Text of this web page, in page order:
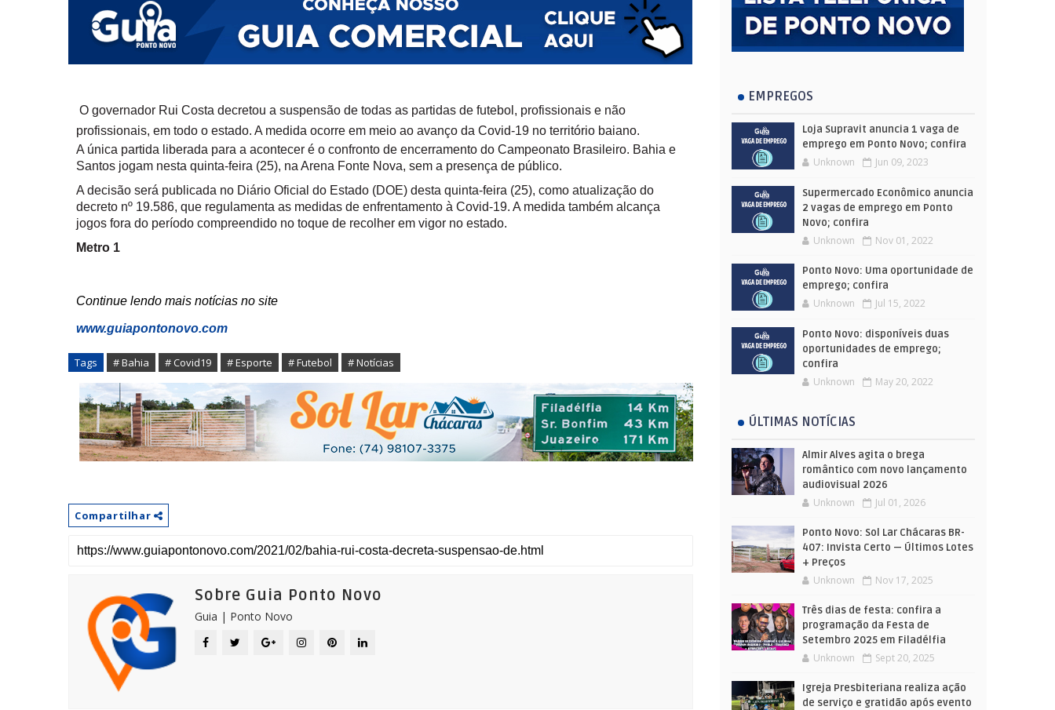
O governador Rui Costa decretou a suspensão de todas as partidas de futebol, profissionais e não
profissionais, em todo o estado. A medida ocorre em meio ao avanço da Covid-19 no território baiano.
A única partida liberada para a acontecer é o confronto de encerramento do Campeonato Brasileiro. Bahia e
Santos jogam nesta quinta-feira (25), na Arena Fonte Nova, sem a presença de público.
A decisão será publicada no Diário Oficial do Estado (DOE) desta quinta-feira (25), como atualização do
decreto nº 19.586, que regulamenta as medidas de enfrentamento à Covid-19. A medida também alcança
jogos fora do período compreendido no toque de recolher em vigor no estado.
Metro 1
Continue lendo mais notícias no site
www.guiapontonovo.com
Tags # Bahia # Covid19 # Esporte # Futebol # Notícias
Compartilhar
Sobre Guia Ponto Novo
Guia | Ponto Novo
EMPREGOS
Loja Supravit anuncia 1 vaga de
emprego em Ponto Novo; confira
Unknown Jun 09, 2023
Supermercado Econômico anuncia
2 vagas de emprego em Ponto
Novo; confira
Unknown Nov 01, 2022
Ponto Novo: Uma oportunidade de
emprego; confira
Unknown Jul 15, 2022
Ponto Novo: disponíveis duas
oportunidades de emprego;
confira
Unknown May 20, 2022
ÚLTIMAS NOTÍCIAS
Almir Alves agita o brega
romântico com novo lançamento
audiovisual 2026
Unknown Jul 01, 2026
Ponto Novo: Sol Lar Chácaras BR-
407: Invista Certo — Últimos Lotes
+ Preços
Unknown Nov 17, 2025
Três dias de festa: confira a
programação da Festa de
Setembro 2025 em Filadélfia
Unknown Sept 20, 2025
Igreja Presbiteriana realiza ação
de serviço e gratidão após evento